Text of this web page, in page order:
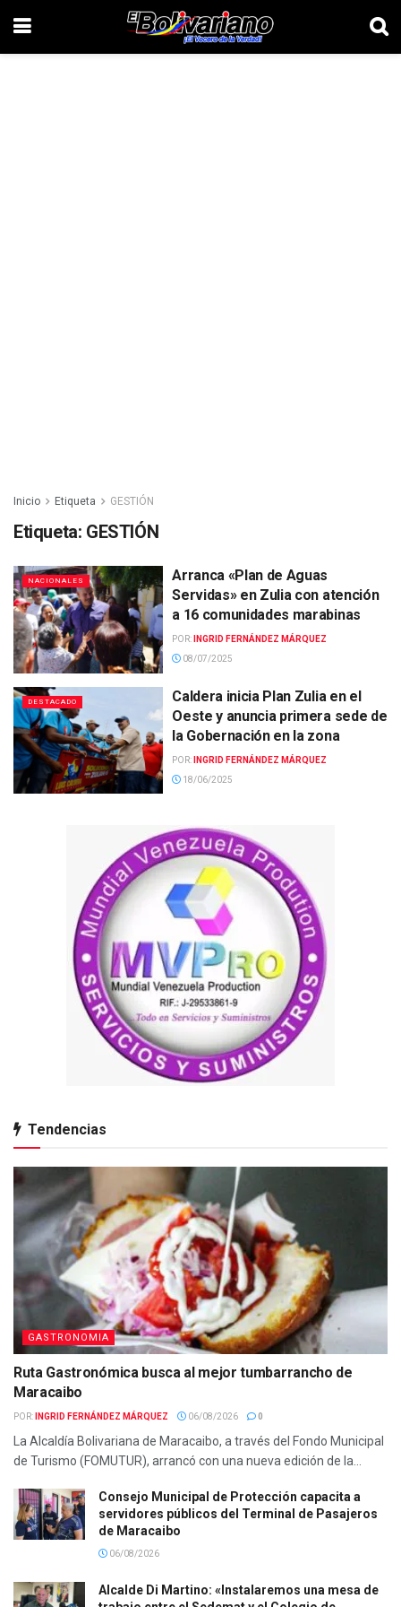
Inicio Etiqueta GESTIÓN
Etiqueta: GESTIÓN
NACIONALES
Arranca «Plan de Aguas
Servidas» en Zulia con atención
a 16 comunidades marabinas
POR:
INGRID FERNÁNDEZ MÁRQUEZ
08/07/2025
DESTACADO
Caldera inicia Plan Zulia en el
Oeste y anuncia primera sede de
la Gobernación en la zona
POR:
INGRID FERNÁNDEZ MÁRQUEZ
18/06/2025
Tendencias
GASTRONOMIA
Ruta Gastronómica busca al mejor tumbarrancho de
Maracaibo
POR: INGRID FERNÁNDEZ MÁRQUEZ 06/08/2026 0
La Alcaldía Bolivariana de Maracaibo, a través del Fondo Municipal
de Turismo (FOMUTUR), arrancó con una nueva edición de la...
Consejo Municipal de Protección capacita a
servidores públicos del Terminal de Pasajeros
de Maracaibo
06/08/2026
Alcalde Di Martino: «Instalaremos una mesa de